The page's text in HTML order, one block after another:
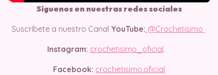
Síguenos en nuestras redes sociales
Suscríbete a nuestro Canal YouTube: @Crochetisimo
Instagram: crochetisimo_oficial .
Facebook: crochetisimo.oficial